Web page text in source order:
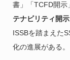
書」「TCFD開示
テナビリティ開
ISSBを踏まえた
化の進展がある。